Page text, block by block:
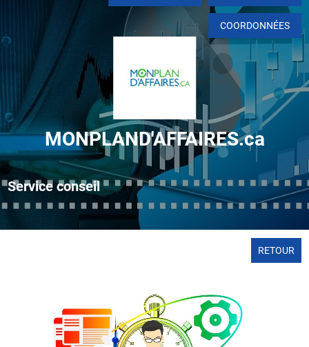
MONPLAND'AFFAIRES.ca
Service conseil
COORDONNÉES
RETOUR